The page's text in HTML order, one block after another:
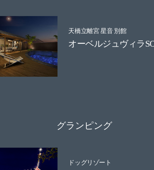
天橋立離宮 星音 別館
オーベルジュヴィラ
グランピング
ドッグリゾート